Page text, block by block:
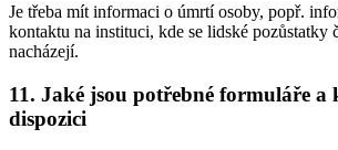
Je třeba mít informaci o úmrtí osoby, popř.
kontaktu na instituci, kde se lidské pozůstatky
nacházejí.
11. Jaké jsou potřebné formuláře a
dispozici